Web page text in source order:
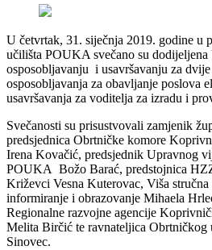
U četvrtak, 31. siječnja 2019. godine u
učilišta POUKA svečano su dodijeljena
osposobljavanju i usavršavanju za
osposobljavanja za obavljanje poslova
usavršavanja za voditelja za izradu i
Svečanosti su prisustvovali zamjenik
predsjednica Obrtničke komore
Irena Kovačić, predsjednik Upravnog
POUKA Božo Barać, predstojnica
Križevci Vesna Kuterovac, Viša
informiranje i obrazovanje Mihaela
Regionalne razvojne agencije
Melita Birčić te ravnateljica Obrtničkog
Sinovec.